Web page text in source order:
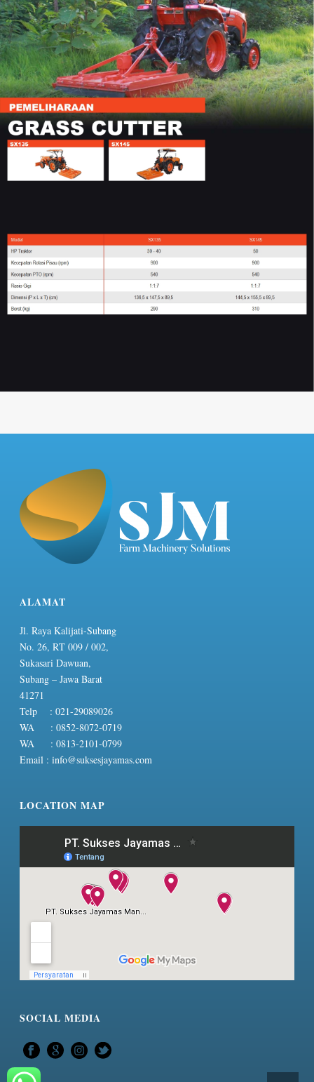
ALAMAT
Jl. Raya Kalijati-Subang
No. 26, RT 009 / 002,
Sukasari Dawuan,
Subang – Jawa Barat
41271
Telp : 021-29089026
WA : 0852-8072-0719
WA : 0813-2101-0799
Email :info@suksesjayamas.com
LOCATION MAP
SOCIAL MEDIA